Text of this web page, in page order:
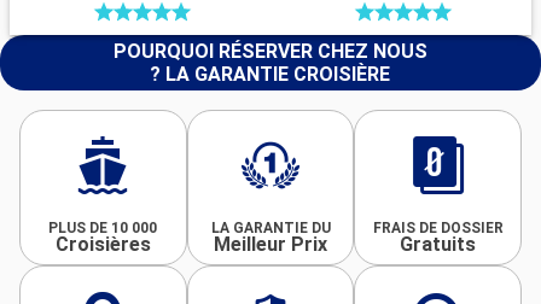
POURQUOI RÉSERVER CHEZ NOUS
? LA GARANTIE CROISIÈRE
PLUS DE 10 000
Croisières
LA GARANTIE DU
Meilleur Prix
FRAIS DE DOSSIER
Gratuits